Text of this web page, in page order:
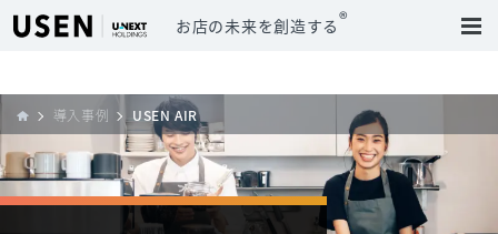
お店の未来を創造する®
導入事例 USEN AIR